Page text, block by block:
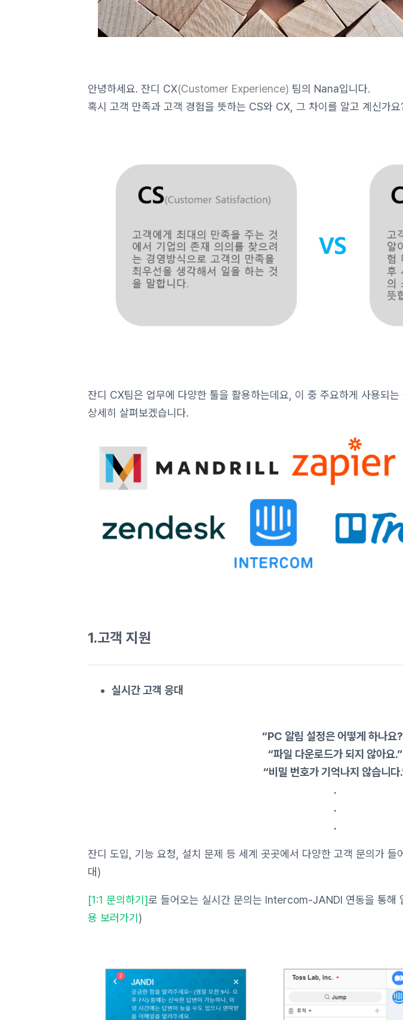
안녕하세요. 잔디 CX(Customer Experience) 팀의 Nana입니다.
혹시 고객 만족과 고객 경험을 뜻하는 CS와 CX, 그 차이를 알고 계신가요
잔디 CX팀은 업무에 다양한 툴을 활용하는데요, 이 중 주요하게 사용되
상세히 살펴보겠습니다.
1.고객 지원
실시간 고객 응대
“PC 알림 설정은 어떻게 하나요
“파일 다운로드가 되지 않아요.”
“비밀 번호가 기억나지 않습니다
.
.
.
잔디 도입, 기능 요청, 설치 문제 등 세계 곳곳에서 다양한 고객 문의가 들
대)
[1:1 문의하기]로 들어오는 실시간 문의는 Intercom-JANDI 연동을 통해
용 보러가기)